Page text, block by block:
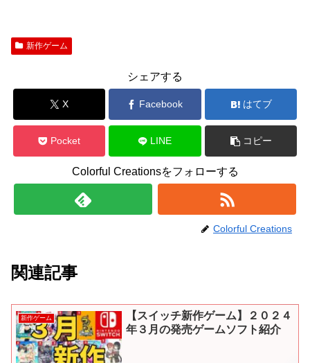
新作ゲーム
シェアする
X Facebook はてブ
Pocket LINE コピー
Colorful Creationsをフォローする
Colorful Creations
関連記事
新作ゲーム
【スイッチ新作ゲーム】２０２４
年３月の発売ゲームソフト紹介